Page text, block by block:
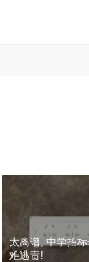
太离谱, 中学招
难逃责!